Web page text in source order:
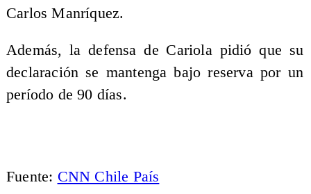
Carlos Manríquez.
Además, la defensa de Cariola pidió que su
declaración se mantenga bajo reserva por un
período de 90 días.
Fuente: CNN Chile País